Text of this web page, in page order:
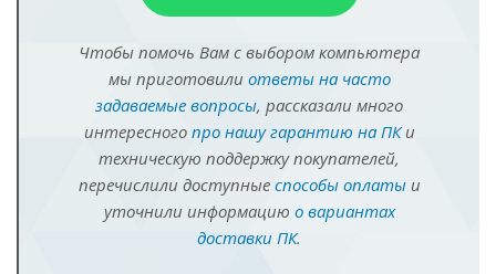
Чтобы помочь Вам с выбором компьютера
мы приготовили ответы на часто
задаваемые вопросы, рассказали много
интересного про нашу гарантию на ПКи
техническую поддержку покупателей,
перечислили доступные способы оплатыи
уточнили информацию о вариантах
доставки ПК.